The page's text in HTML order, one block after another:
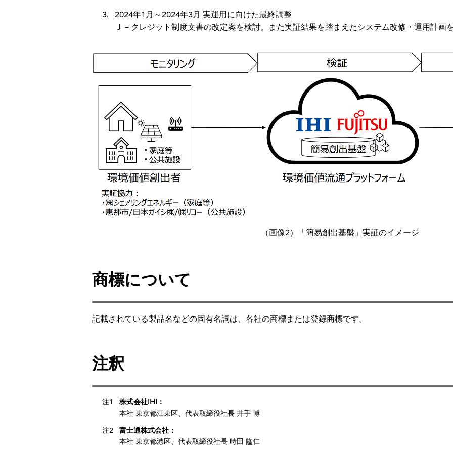
2024年1月～2024年3月 実運用に向けた最終調整
Ｊ－クレジット制度文書の改定案を検討。また実証結果を踏まえたシステム改修・運用計画
（画像2）「簡易創出基盤」実証のイメージ
商標について
記載されている製品名などの固有名詞は、各社の商標または登録商標です。
注釈
注1
株式会社IHI：
本社 東京都江東区、代表取締役社長 井手 博
注2
富士通株式会社：
本社 東京都港区、代表取締役社長 時田 隆仁